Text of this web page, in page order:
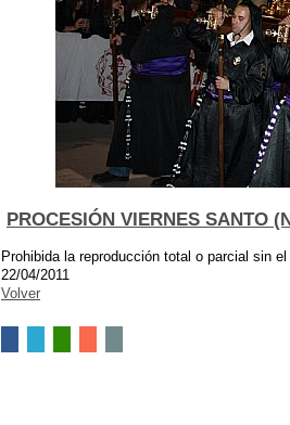
PROCESIÓN VIERNES SANTO
Prohibida la reproducción total o parcial sin
22/04/2011
Volver